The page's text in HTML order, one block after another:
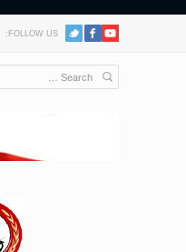
FOLLOW US: